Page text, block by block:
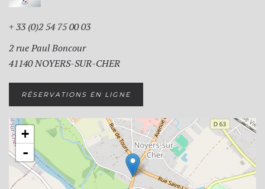
+ 33 (0)2 54 75 00 03
2 rue Paul Boncour
41140 NOYERS-SUR-CHER
RÉSERVATIONS EN LIGNE
+
-